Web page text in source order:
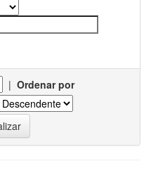
| Ordenar por